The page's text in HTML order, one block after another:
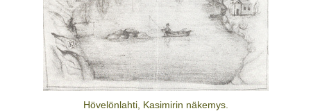
Hövelönlahti, Kasimirin näkemys.